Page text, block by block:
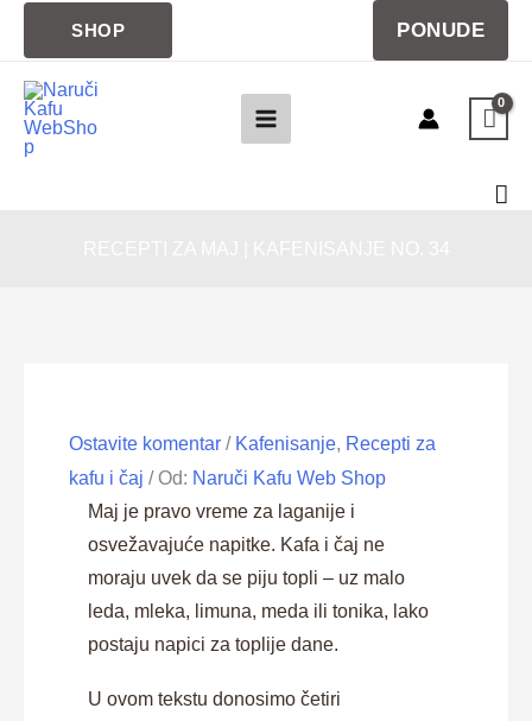
sadržaj
SHOP PONUDE
Ostavite komentar / Kafenisanje, Recepti za
kafu i čaj / Od: Naruči Kafu Web Shop
Maj je pravo vreme za laganije i
osvežavajuće napitke. Kafa i čaj ne
moraju uvek da se piju topli – uz malo
leda, mleka, limuna, meda ili tonika, lako
postaju napici za toplije dane.
U ovom tekstu donosimo četiri